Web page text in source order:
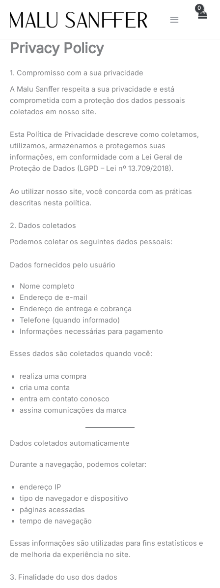
content
Privacy Policy
1. Compromisso com a sua privacidade
A Malu Sanffer respeita a sua privacidade e está
comprometida com a proteção dos dados pessoais
coletados em nosso site.
Esta Política de Privacidade descreve como coletamos,
utilizamos, armazenamos e protegemos suas
informações, em conformidade com a Lei Geral de
Proteção de Dados (LGPD – Lei nº 13.709/2018).
Ao utilizar nosso site, você concorda com as práticas
descritas nesta política.
2. Dados coletados
Podemos coletar os seguintes dados pessoais:
Dados fornecidos pelo usuário
Nome completo
Endereço de e-mail
Endereço de entrega e cobrança
Telefone (quando informado)
Informações necessárias para pagamento
Esses dados são coletados quando você:
realiza uma compra
cria uma conta
entra em contato conosco
assina comunicações da marca
Dados coletados automaticamente
Durante a navegação, podemos coletar:
endereço IP
tipo de navegador e dispositivo
páginas acessadas
tempo de navegação
Essas informações são utilizadas para fins estatísticos e
de melhoria da experiência no site.
3. Finalidade do uso dos dados